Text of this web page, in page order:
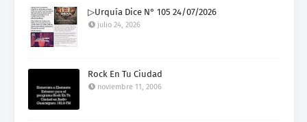
▷Urquía Dice N° 105 24/07/2026
julio 24, 2026
Rock En Tu Ciudad
noviembre 11, 2006